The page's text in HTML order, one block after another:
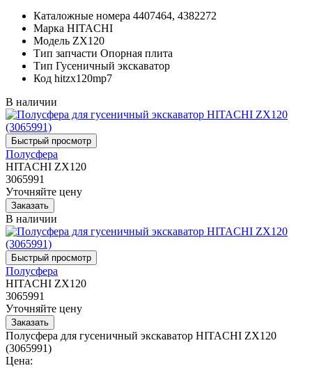
Каталожные номера 4407464, 4382272
Марка HITACHI
Модель ZX120
Тип запчасти Опорная плита
Тип Гусеничный экскаватор
Код hitzx120mp7
В наличии
Полусфера
HITACHI ZX120
3065991
Уточняйте цену
В наличии
Полусфера
HITACHI ZX120
3065991
Уточняйте цену
Полусфера для гусеничный экскаватор HITACHI ZX120
(3065991)
Цена: